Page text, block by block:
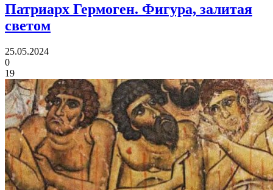
Патриарх Гермоген. Фигура, залитая
светом
25.05.2024
0
19